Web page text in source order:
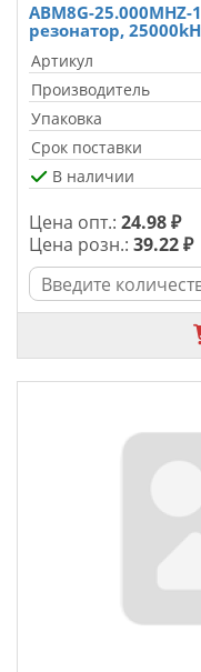
ABM8G-
резонатор,
Артикул
Производитель
Упаковка
Срок поставки
В наличии
Цена опт.: 24.98 ₽
Цена розн.: 39.22 ₽